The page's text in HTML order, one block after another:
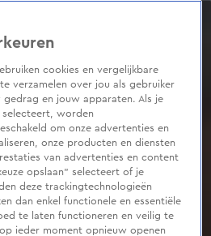
cookies en vergelijkbare
verzamelen over jou als gebruiker
en jouw apparaten. Als je
selecteert, worden
om onze advertenties en
onze producten en diensten
van advertenties en content
opslaan” selecteert of je
deze trackingtechnologieën
dan enkel functionele en essentiële
te laten functioneren en veilig te
ieder moment opnieuw openen